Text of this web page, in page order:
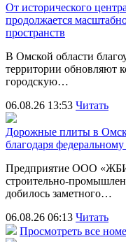
От исторического
продолжается
пространств
В Омской области
территории обновляют
городскую…
06.08.26 13:53 Читать
Дорожные плиты в
благодаря
Предприятие ООО «ЖБИ
добилось заметного…
06.08.26 06:13 Читать
Просмотреть все